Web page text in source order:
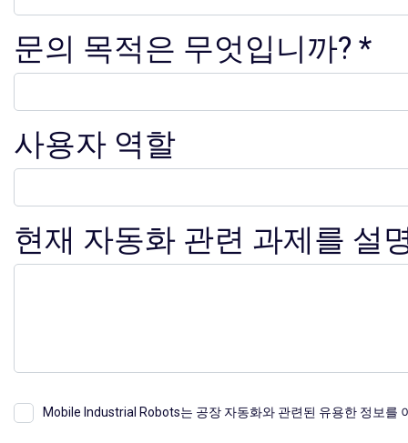
문의 목적은 무엇입니까?
사용자 역할
현재 자동화 관련 과제를 설
Mobile Industrial Robots는 공장 자동화와 관련된 유용한 정보를